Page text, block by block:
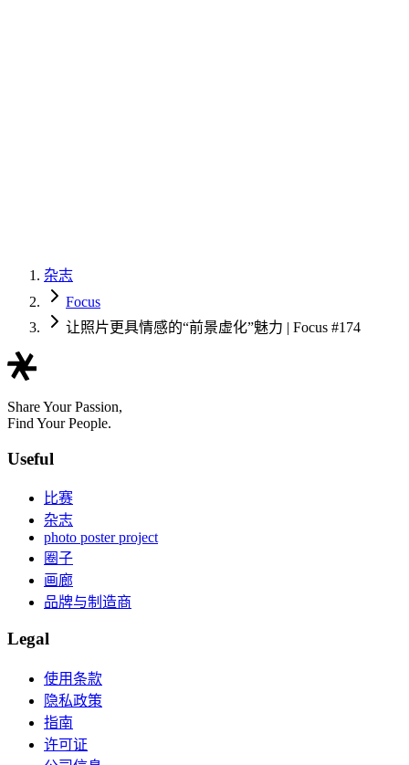
杂志
Focus
让照片更具情感的“前景虚化”魅力 | Focus #174
Share Your Passion,
Find Your People.
Useful
比赛
杂志
photo poster project
圈子
画廊
品牌与制造商
Legal
使用条款
隐私政策
指南
许可证